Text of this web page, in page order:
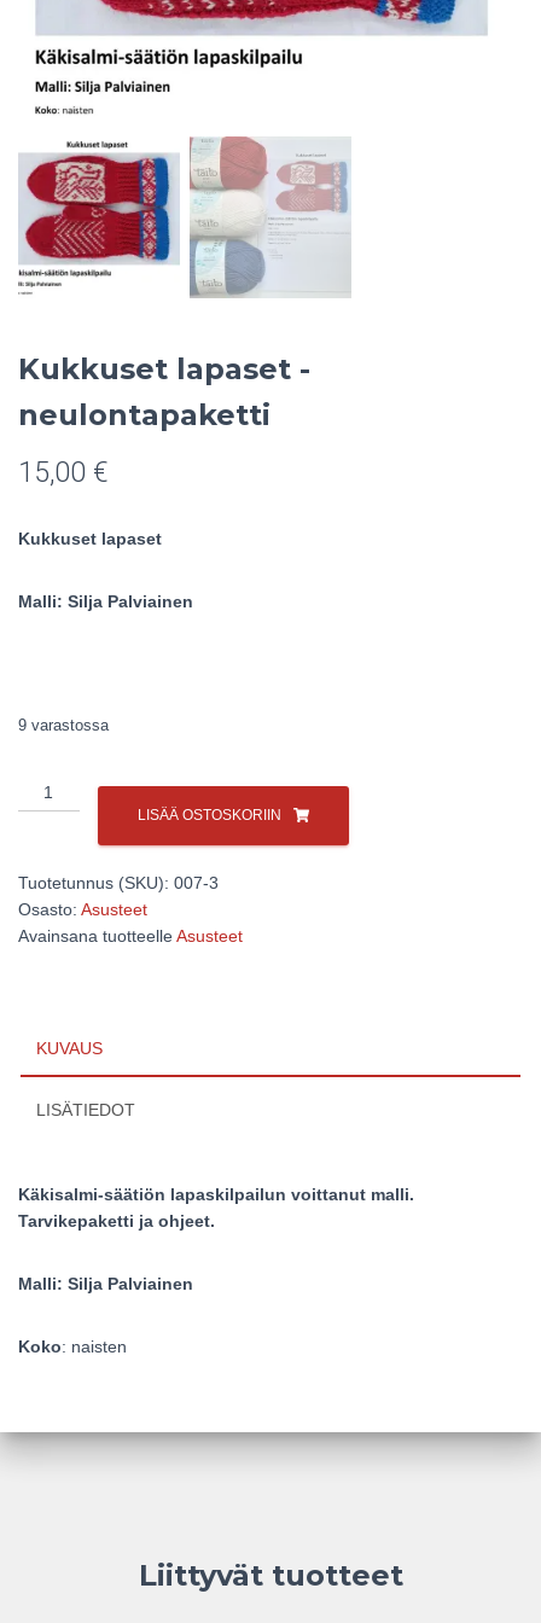
Kukkuset lapaset -
neulontapaketti
15,00 €
Kukkuset lapaset
Malli: Silja Palviainen
9 varastossa
Kukkuset
lapaset
määrä
LISÄÄ OSTOSKORIIN
Tuotetunnus (SKU): 007-3
Osasto: Asusteet
Avainsana tuotteelleAsusteet
KUVAUS
LISÄTIEDOT
Käkisalmi-säätiön lapaskilpailun voittanut malli.
Tarvikepaketti ja ohjeet.
Malli: Silja Palviainen
Koko: naisten
Liittyvät tuotteet